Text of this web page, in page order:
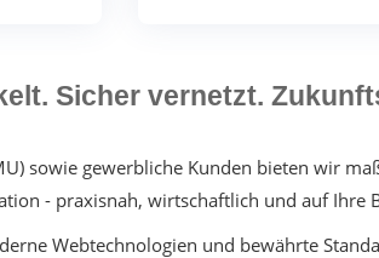
Sicher vernetzt.
sowie gewerbliche Kunden bieten wir
- praxisnah, wirtschaftlich und auf Ihre
Webtechnologien und bewährte